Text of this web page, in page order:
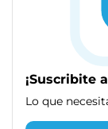
¡Suscribite
Lo que